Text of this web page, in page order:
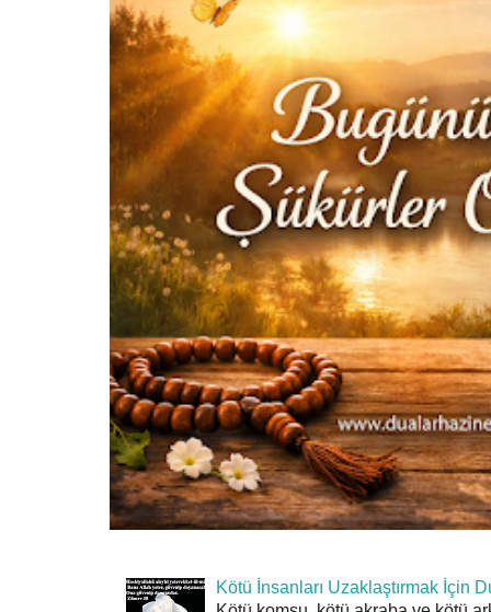
Kötü İnsanları Uzaklaştırmak İçin